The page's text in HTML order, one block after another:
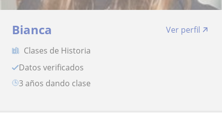
Bianca
Ver perfil
Clases de Historia
Datos verificados
3 años dando clase